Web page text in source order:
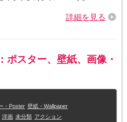
詳細を見る
ポスター、壁紙、画像・
・Poster 壁紙・Wallpaper
洋画 未分類 アクション